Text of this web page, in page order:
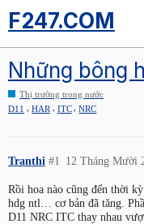
F247.COM
Những bông
Thị trường trong nước
D11 , HAR , ITC ,NRC
Tranthi 12 Tháng Mười
#1
Rồi hoa nào cũng đến thời
hdg ntl… cơ bản đã tăng.
D11 NRC ITC thay nhau